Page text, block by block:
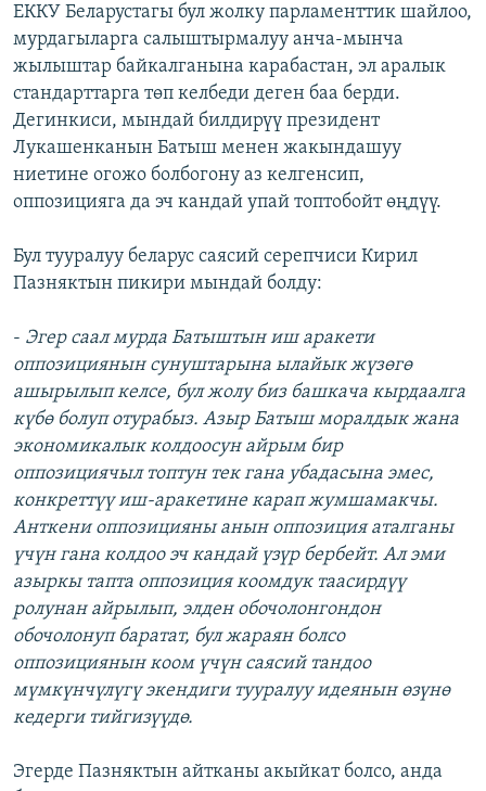
ЕККУ Беларустагы бул жолку парламенттик шайлоо,
мурдагыларга салыштырмалуу анча-мынча
жылыштар байкалганына карабастан, эл аралык
стандарттарга төп келбеди деген баа берди.
Дегинкиси, мындай билдирүү президент
Лукашенканын Батыш менен жакындашуу
ниетине огожо болбогону аз келгенсип,
оппозицияга да эч кандай упай топтобойт өңдүү.
Бул тууралуу беларус саясий серепчиси Кирил
Пазняктын пикири мындай болду:
- Эгер саал мурда Батыштын иш аракети
оппозициянын сунуштарына ылайык жүзөгө
ашырылып келсе, бул жолу биз башкача кырдаалга
күбө болуп отурабыз. Азыр Батыш моралдык жана
экономикалык колдоосун айрым бир
оппозициячыл топтун тек гана убадасына эмес,
конкреттүү иш-аракетине карап жумшамакчы.
Анткени оппозицияны анын оппозиция аталганы
үчүн гана колдоо эч кандай үзүр бербейт. Ал эми
азыркы тапта оппозиция коомдук таасирдүү
ролунан айрылып, элден обочолонгондон
обочолонуп баратат, бул жараян болсо
оппозициянын коом үчүн саясий тандоо
мүмкүнчүлүгү экендиги тууралуу идеянын өзүнө
кедерги тийгизүүдө.
Эгерде Пазняктын айтканы акыйкат болсо, анда